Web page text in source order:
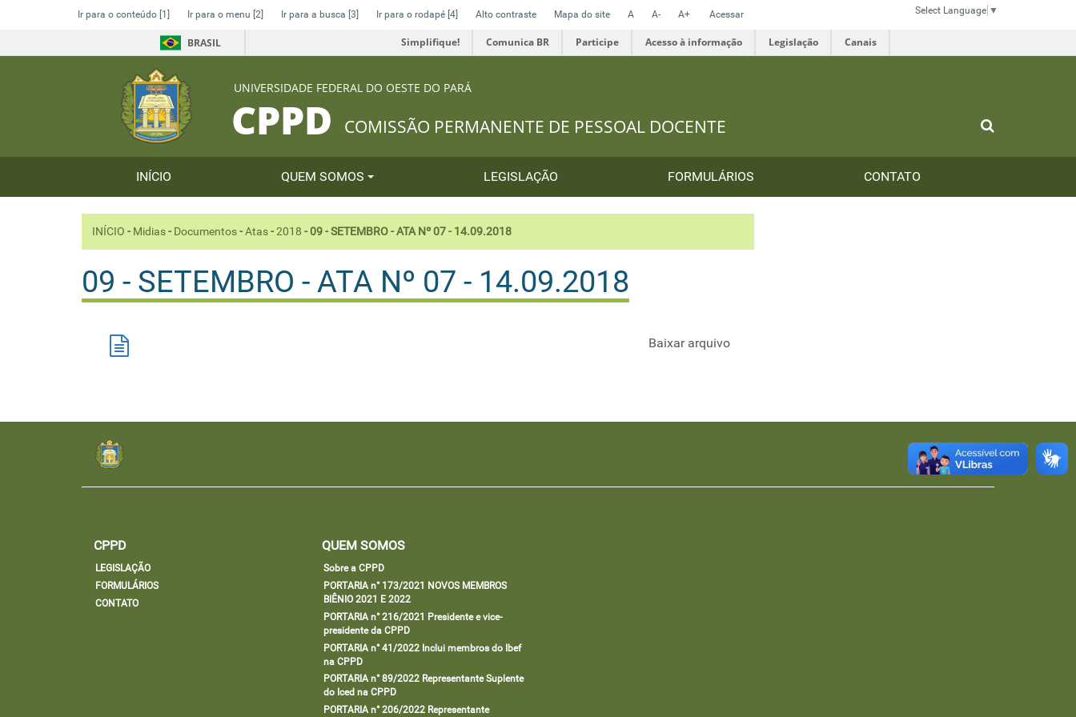
Ir para o conteúdo [1] Ir para o menu [2] Ir para a busca [3] Ir para o rodapé [4] Alto contraste Mapa do site A A- A+ Acessar Select Language ▼
BRASIL Simplifique! Comunica BR Participe Acesso à informação Legislação Canais
UNIVERSIDADE FEDERAL DO OESTE DO PARÁ
CPPD COMISSÃO PERMANENTE DE PESSOAL DOCENTE
INÍCIO QUEM SOMOS LEGISLAÇÃO FORMULÁRIOS CONTATO
INÍCIO - Midias- Documentos-Atas-2018 -09 - SETEMBRO - ATA Nº 07 - 14.09.2018
09 - SETEMBRO - ATA Nº 07 - 14.09.2018
Baixar arquivo
CPPD
LEGISLAÇÃO
FORMULÁRIOS
CONTATO
QUEM SOMOS
Sobre a CPPD
PORTARIA n° 173/2021 NOVOS MEMBROS
BIÊNIO 2021 E 2022
PORTARIA n° 216/2021 Presidente e vice-
presidente da CPPD
PORTARIA n° 41/2022 Inclui membros do Ibef
na CPPD
PORTARIA n° 89/2022 Representante Suplente
do Iced na CPPD
PORTARIA n° 206/2022 Representante